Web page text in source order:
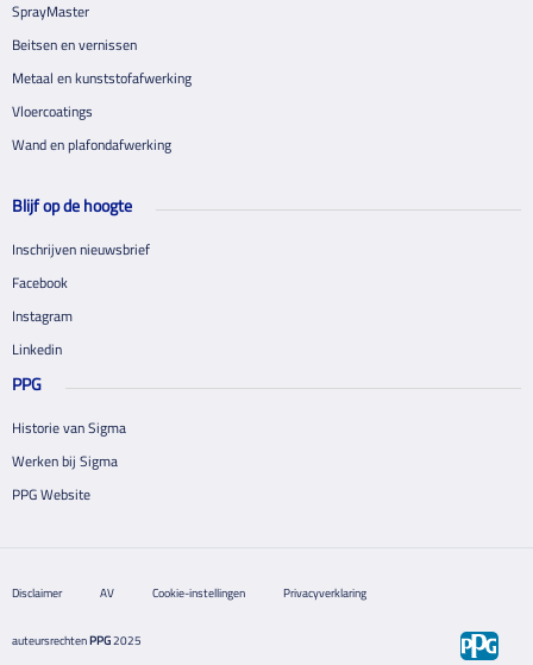
SprayMaster
Beitsen en vernissen
Metaal en kunststofafwerking
Vloercoatings
Wand en plafondafwerking
Blijf op de hoogte
Inschrijven nieuwsbrief
Facebook
Instagram
Linkedin
PPG
Historie van Sigma
Werken bij Sigma
PPG Website
Disclaimer AV Cookie-instellingen Privacyverklaring
auteursrechtenPPG2025